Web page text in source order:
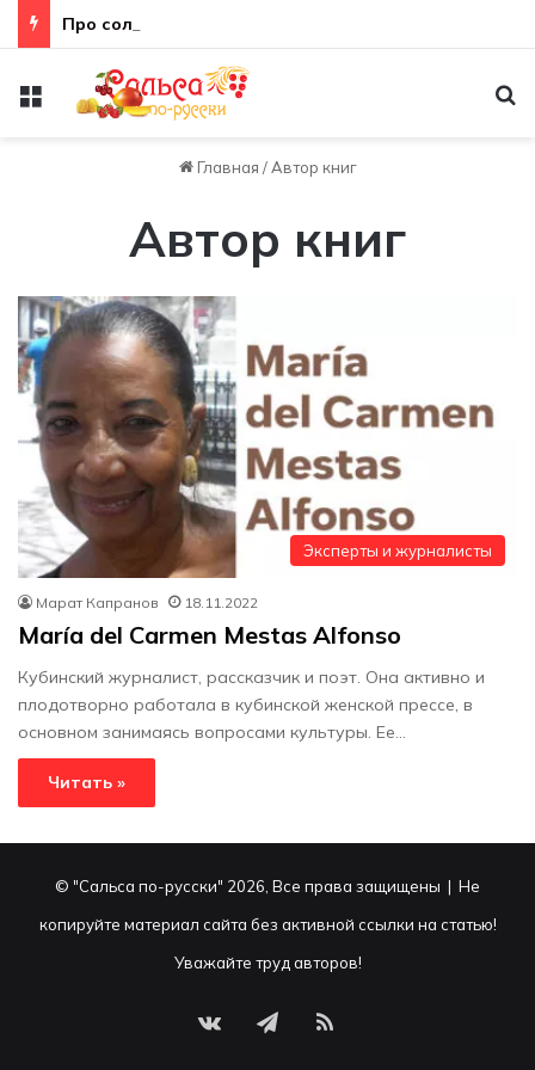
Про соло
Меню
Главная / Автор книг
Автор книг
Эксперты и журналисты
Марат Капранов 18.11.2022
María del Carmen Mestas Alfonso
Кубинский журналист, рассказчик и поэт. Она активно и
плодотворно работала в кубинской женской прессе, в
основном занимаясь вопросами культуры. Ее…
Читать »
© "Сальса по-русски" 2026, Все права защищены | Не
копируйте материал сайта без активной ссылки на статью!
Уважайте труд авторов!
vk.com Telegram